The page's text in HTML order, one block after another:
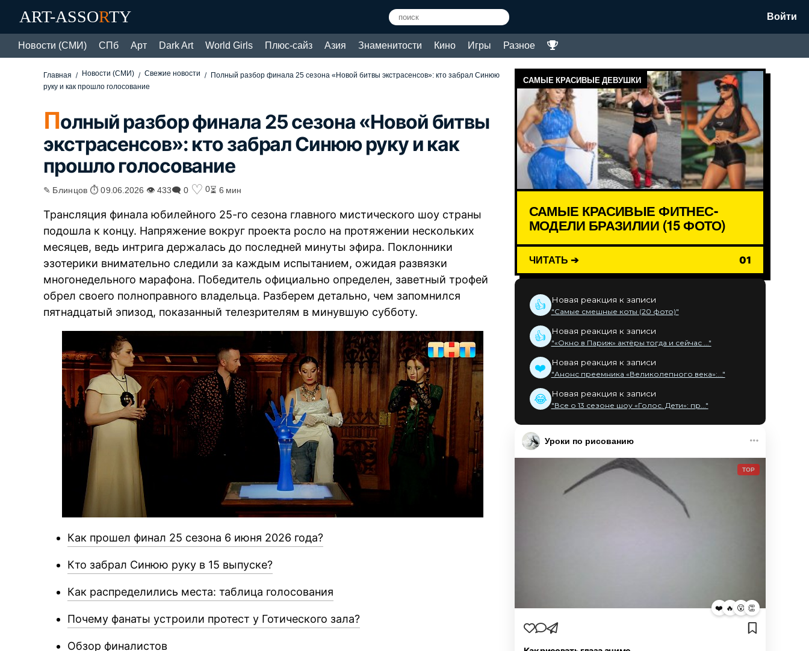
ART-ASSORTY Войти
Новости (СМИ) СПб Арт Dark Art World Girls Плюс-сайз Азия Знаменитости Кино Игры Разное
Главная Новости (СМИ) Свежие новости
Полный разбор финала 25 сезона «Новой битвы экстрасенсов»: кто забрал Синюю
руку и как прошло голосование
Полный разбор финала 25 сезона «Новой битвы
экстрасенсов»: кто забрал Синюю руку и как
прошло голосование
✎ Блинцов ⏱ 09.06.2026 👁 433🗨 0 ♡ 0⏳ 6 мин
Трансляция финала юбилейного 25-го сезона главного мистического шоу страны
подошла к концу. Напряжение вокруг проекта росло на протяжении нескольких
месяцев, ведь интрига держалась до последней минуты эфира. Поклонники
эзотерики внимательно следили за каждым испытанием, ожидая развязки
многонедельного марафона. Победитель официально определен, заветный трофей
обрел своего полноправного владельца. Разберем детально, чем запомнился
пятнадцатый эпизод, показанный телезрителям в минувшую субботу.
Как прошел финал 25 сезона 6 июня 2026 года?
Кто забрал Синюю руку в 15 выпуске?
Как распределились места: таблица голосования
Почему фанаты устроили протест у Готического зала?
Обзор финалистов
САМЫЕ КРАСИВЫЕ ДЕВУШКИ
САМЫЕ КРАСИВЫЕ ФИТНЕС-
МОДЕЛИ БРАЗИЛИИ (15 ФОТО)
ЧИТАТЬ ➔ 01
👍 Новая реакция к записи
"Самые смешные коты (20 фото)"
👍 Новая реакция к записи
"«Окно в Париж» актёры тогда и сейчас ..."
❤️ Новая реакция к записи
"Анонс преемника «Великолепного века»:..."
😂 Новая реакция к записи
"Все о 13 сезоне шоу «Голос. Дети»: пр..."
Уроки по рисованию
TOP
❤️ 🔥 😮 👏